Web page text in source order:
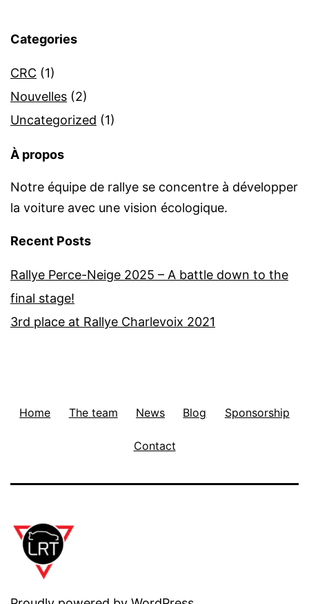
Categories
CRC (1)
Nouvelles (2)
Uncategorized (1)
À propos
Notre équipe de rallye se concentre à développer
la voiture avec une vision écologique.
Recent Posts
Rallye Perce-Neige 2025 – A battle down to the
final stage!
3rd place at Rallye Charlevoix 2021
Home The team News Blog Sponsorship
Contact